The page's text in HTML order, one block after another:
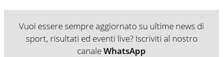
Vuoi essere sempre aggiornato su ultime news di
sport, risultati ed eventi live? Iscriviti al nostro
canaleWhatsApp